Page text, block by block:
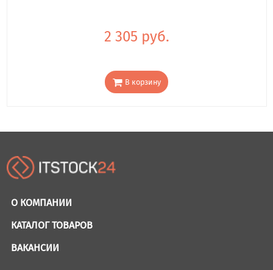
2 305 руб.
В корзину
О КОМПАНИИ
КАТАЛОГ ТОВАРОВ
ВАКАНСИИ